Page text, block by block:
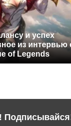
и успех
из интервью
of Legends